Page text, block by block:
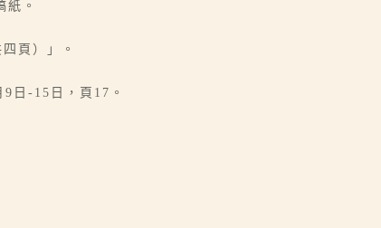
。
頁）」。
日-15日，頁17。